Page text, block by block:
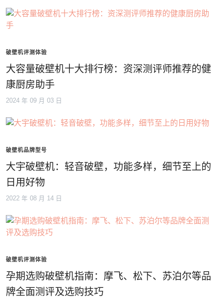
破壁机评测体验
大容量破壁机十大排行榜：资深测评师推荐的健
康厨房助手
2024 年 09 月 03 日
破壁机品牌型号
大宇破壁机：轻音破壁，功能多样，细节至上的
日用好物
2022 年 08 月 14 日
破壁机评测体验
孕期选购破壁机指南：摩飞、松下、苏泊尔等品
牌全面测评及选购技巧